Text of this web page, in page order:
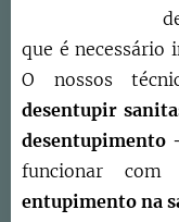
que é necessário
O nossos
desentupir
desentupimento
funcionar
entupimento na